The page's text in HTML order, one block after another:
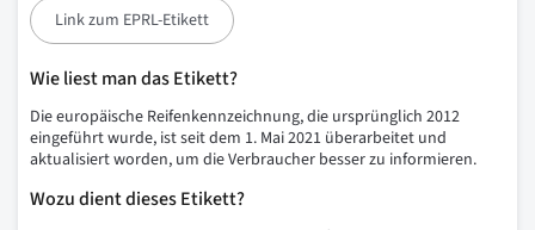
Link zum EPRL-Etikett
Wie liest man das Etikett?
Die europäische Reifenkennzeichnung, die ursprünglich 2012
eingeführt wurde, ist seit dem 1. Mai 2021 überarbeitet und
aktualisiert worden, um die Verbraucher besser zu informieren.
Wozu dient dieses Etikett?